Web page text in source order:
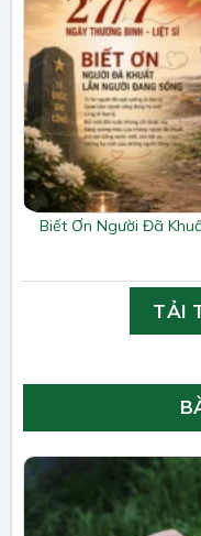
Biết Ơn Người Đã
TẢI